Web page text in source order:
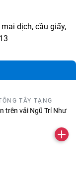
dịch, cầu giấy,
TÂY TẠNG
trên vải Ngũ Trí Như